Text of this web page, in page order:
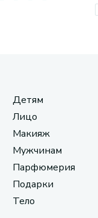
Детям
Лицо
Макияж
Мужчинам
Парфюмерия
Подарки
Тело